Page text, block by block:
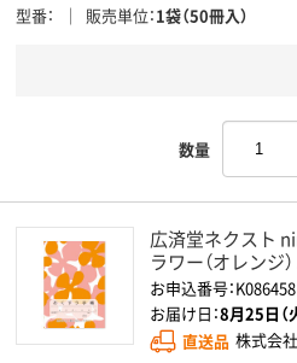
型番 販売単位 1袋（50冊入）
数量
広済堂ネクスト
ラワー（オレンジ）
お申込番号：K086458
お届け日：8月25日（
直送品 株式会